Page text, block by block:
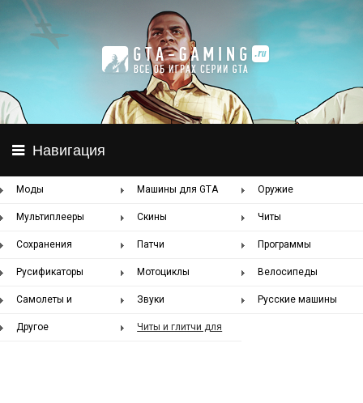
Навигация
Моды Машины для GTA
5
Оружие
Мультиплееры Скины Читы
Сохранения Патчи Программы
Русификаторы Мотоциклы Велосипеды
Самолеты и
вертолеты
Звуки Русские машины
Другое Читы и глитчи для